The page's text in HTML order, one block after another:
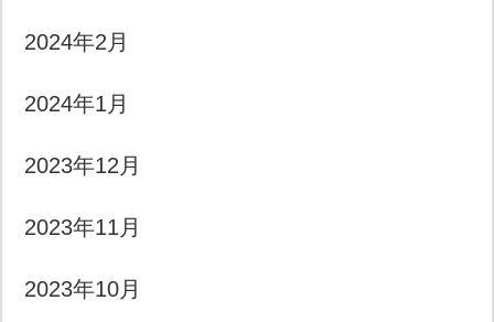
2024年2月
2024年1月
2023年12月
2023年11月
2023年10月